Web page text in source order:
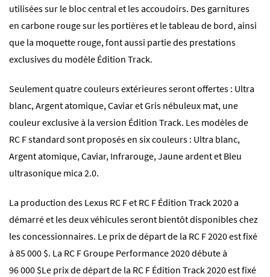
utilisées sur le bloc central et les accoudoirs. Des garnitures
en carbone rouge sur les portières et le tableau de bord, ainsi
que la moquette rouge, font aussi partie des prestations
exclusives du modèle Édition Track.
Seulement quatre couleurs extérieures seront offertes : Ultra
blanc, Argent atomique, Caviar et Gris nébuleux mat, une
couleur exclusive à la version Édition Track. Les modèles de
RC F standard sont proposés en six couleurs : Ultra blanc,
Argent atomique, Caviar, Infrarouge, Jaune ardent et Bleu
ultrasonique mica 2.0.
La production des Lexus RC F et RC F Édition Track 2020 a
démarré et les deux véhicules seront bientôt disponibles chez
les concessionnaires. Le prix de départ de la RC F 2020 est fixé
à 85 000 $. La RC F Groupe Performance 2020 débute à
96 000 $Le prix de départ de la RC F Édition Track 2020 est fixé